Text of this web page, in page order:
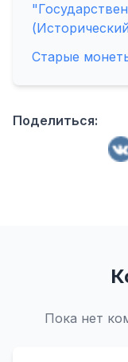
Старые
Поделиться:
Пока нет